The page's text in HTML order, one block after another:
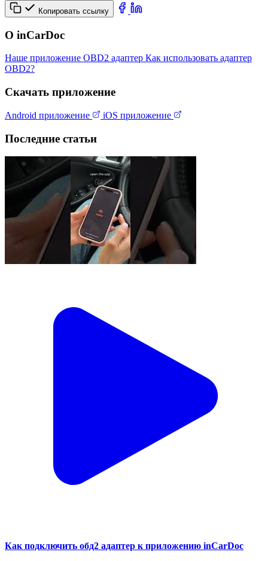
Копировать ссылку
О inCarDoc
Наше приложение OBD2 адаптер Как использовать адаптер
OBD2?
Скачать приложение
Android приложение iOS приложение
Последние статьи
Как подключить обд2 адаптер к приложению inCarDoc